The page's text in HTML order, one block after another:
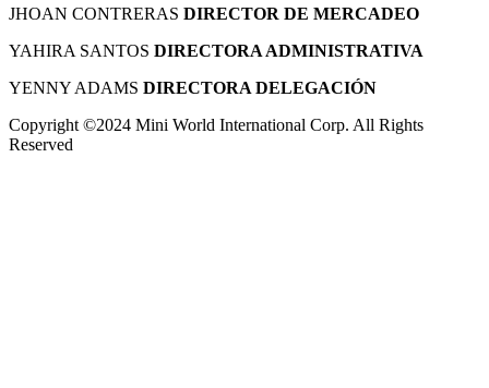
JHOAN CONTRERAS DIRECTOR DE MERCADEO
YAHIRA SANTOS DIRECTORA ADMINISTRATIVA
YENNY ADAMS DIRECTORA DELEGACIÓN
Copyright ©2024 Mini World International Corp. All Rights
Reserved